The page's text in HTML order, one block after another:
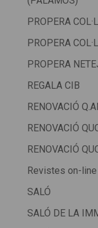
PROPERA
PROPERA
PROPERA
REGALA CIB
RENOVACIÓ
RENOVACIÓ
RENOVACIÓ
Revistes on-line
SALÓ
SALÓ DE LA